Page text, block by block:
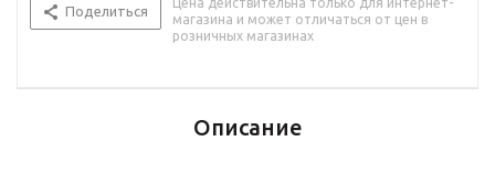
Поделиться
Цена действительна только для интернет-
магазина и может отличаться от цен в
розничных магазинах
Описание